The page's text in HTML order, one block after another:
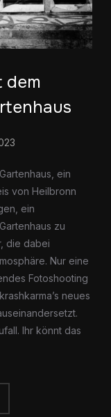
dem
ein
von Heilbronn
ein
zu
die dabei
Nur eine
Fotoshooting
neues
Ihr könnt das